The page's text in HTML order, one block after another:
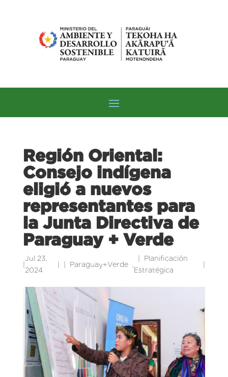
Región Oriental:
Consejo indígena
eligió a nuevos
representantes para
la Junta Directiva de
Paraguay + Verde
|
Jul 23,
2024
| Paraguay+Verde ,
Planificación
Estratégica
|